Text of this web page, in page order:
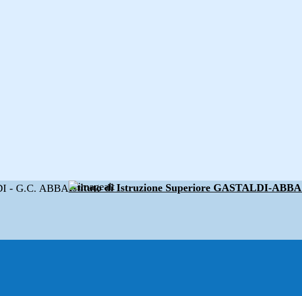
Istituto di Istruzione Superiore GASTALDI-ABBA